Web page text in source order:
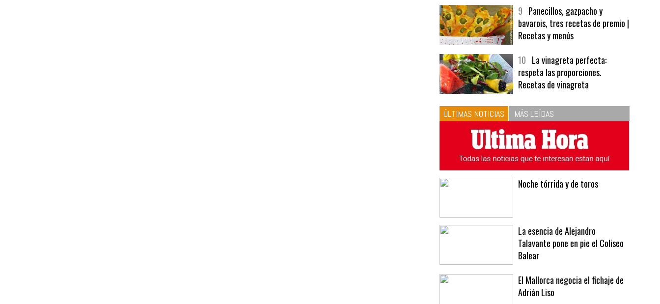
9 Panecillos, gazpacho y
bavarois, tres recetas de premio |
Recetas y menús
10 La vinagreta perfecta:
respeta las proporciones.
Recetas de vinagreta
ÚLTIMAS NOTICIAS MÁS LEÍDAS
Noche tórrida y de toros
La esencia de Alejandro
Talavante pone en pie el Coliseo
Balear
El Mallorca negocia el fichaje de
Adrián Liso